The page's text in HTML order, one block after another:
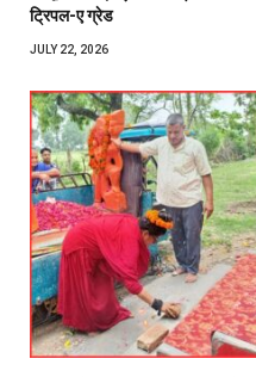
ट्रिपल-ए ग्रेड
JULY 22, 2026